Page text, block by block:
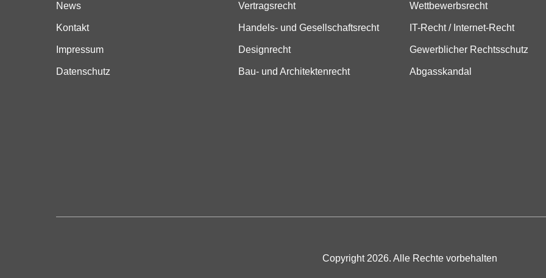
News
Kontakt
Impressum
Datenschutz
Vertragsrecht Wettbewerbsrecht
Handels- und Gesellschaftsrecht IT-Recht / Internet-Recht
Designrecht Gewerblicher Rechtsschutz
Bau- und Architektenrecht Abgasskandal
Copyright 2026. Alle Rechte vorbehalten